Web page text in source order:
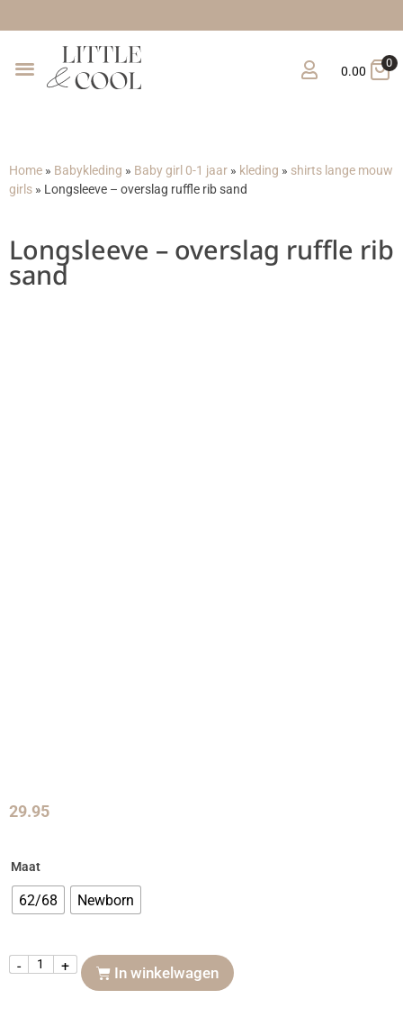
0.00
0
Home » Babykleding » Baby girl 0-1 jaar » kleding » shirts lange mouw
girls » Longsleeve – overslag ruffle rib sand
Longsleeve – overslag ruffle rib
sand
29.95
Maat
62/68 Newborn
- + In winkelwagen